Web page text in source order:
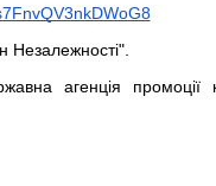
Незалежності".
агенція промоції